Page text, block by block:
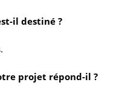
il destiné ?
projet répond-il ?